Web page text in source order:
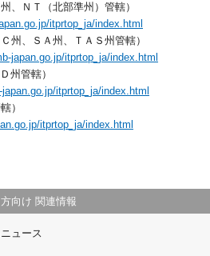
、ＮＴ（北部準州）管轄）
itprtop_ja/index.html
州、ＳＡ州、ＴＡＳ州管轄）
japan.go.jp/itprtop_ja/index.html
州管轄）
itprtop_ja/index.html
）
itprtop_ja/index.html
向け 関連情報
ュース